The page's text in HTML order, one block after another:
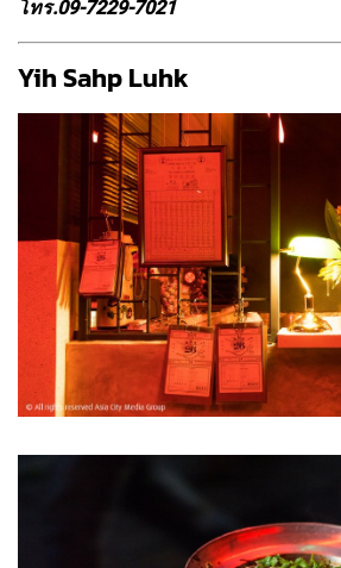
โทร.09-7229-7021
Yih Sahp Luhk